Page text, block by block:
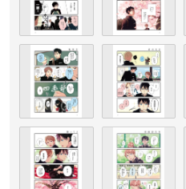
特典情報
アニメイト